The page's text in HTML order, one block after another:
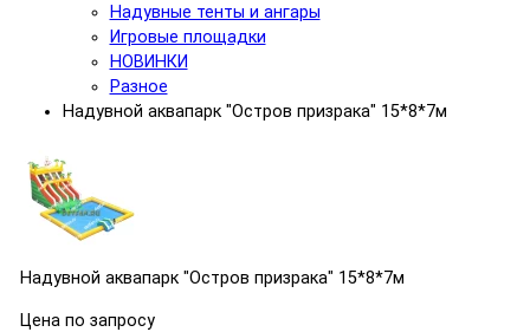
Надувные тенты и ангары
Игровые площадки
НОВИНКИ
Разное
Надувной аквапарк "Остров призрака" 15*8*7м
Надувной аквапарк "Остров призрака" 15*8*7м
Цена по запросу